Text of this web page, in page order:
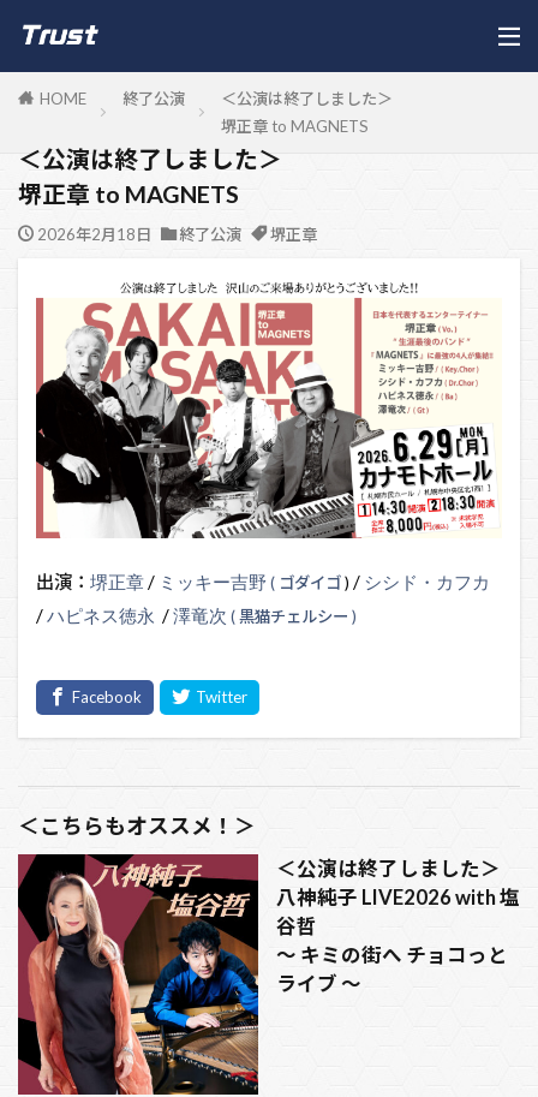
HOME 終了公演
＜公演は終了しました＞
堺正章 to MAGNETS
＜公演は終了しました＞
堺正章 to MAGNETS
2026年2月18日 終了公演 堺正章
出演： 堺正章/ ミッキー吉野( ゴダイゴ) / シシド・カフ カ
/ハピネス徳永 /澤竜次 ( 黒猫チェルシー )
＜こちらもオススメ！＞
＜公演は終了しました＞
八神純子 LIVE2026 with 塩
谷哲
～ キミの街へ チョコっと
ライブ ～